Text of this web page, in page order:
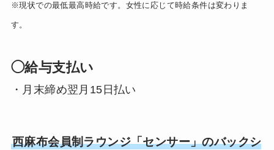
※現状での最低最高時給です。女性に応じて時給条件は変わりま
す。
◯給与支払い
・月末締め翌月15日払い
西麻布会員制ラウンジ「センサー」のバックシ